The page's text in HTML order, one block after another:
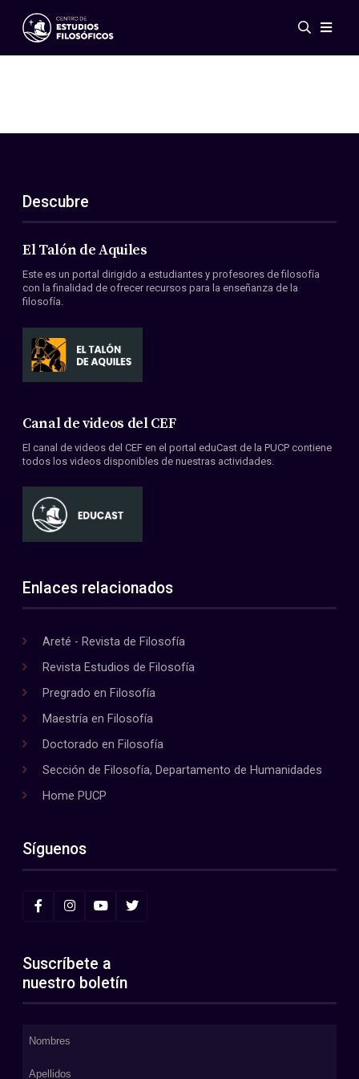
Eventos
ES
EN
Acerca de nosotros
Miembros
Convenios
Descubre
El Talón de Aquiles
Este es un portal dirigido a estudiantes y profesores de filosofía
con la finalidad de ofrecer recursos para la enseñanza de la
filosofía.
Canal de videos del CEF
El canal de videos del CEF en el portal eduCast de la PUCP contiene
todos los videos disponibles de nuestras actividades.
Enlaces relacionados
Areté - Revista de Filosofía
Revista Estudios de Filosofía
Pregrado en Filosofía
Maestría en Filosofía
Doctorado en Filosofía
Sección de Filosofía, Departamento de Humanidades
Home PUCP
Síguenos
Suscríbete a
nuestro boletín